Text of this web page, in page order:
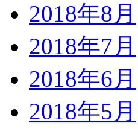
2018年8月
2018年7月
2018年6月
2018年5月